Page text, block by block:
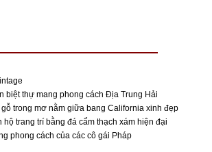
biệt thự mang phong cách Địa Trung Hải
trong mơ nằm giữa bang California xinh đẹp
trang trí bằng đá cẩm thạch xám hiện đại
phong cách của các cô gái Pháp